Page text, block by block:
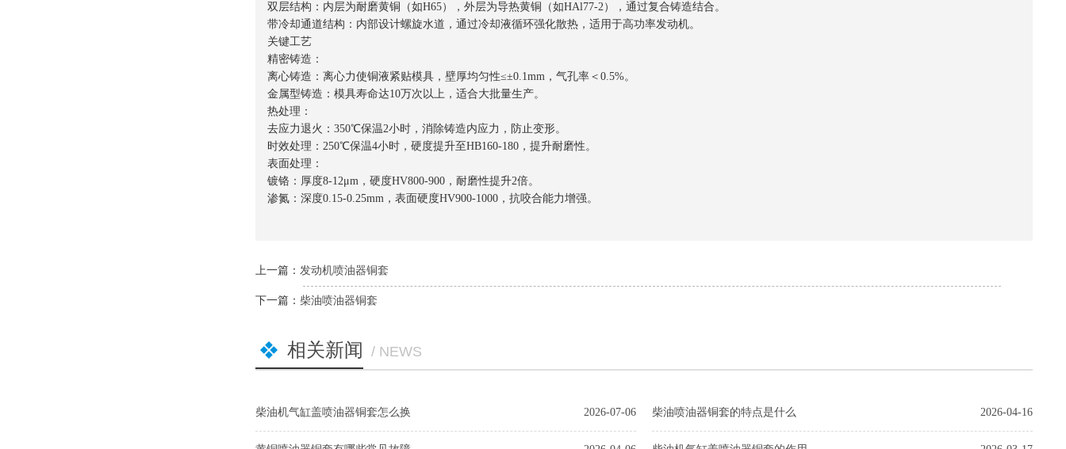
双层结构：内层为耐磨黄铜（如H65），外层为导热黄铜（如HAl77-2），通过复合铸造结合。
带冷却通道结构：内部设计螺旋水道，通过冷却液循环强化散热，适用于高功率发动机。
关键工艺
精密铸造：
离心铸造：离心力使铜液紧贴模具，壁厚均匀性≤±0.1mm，气孔率＜0.5%。
金属型铸造：模具寿命达10万次以上，适合大批量生产。
热处理：
去应力退火：350℃保温2小时，消除铸造内应力，防止变形。
时效处理：250℃保温4小时，硬度提升至HB160-180，提升耐磨性。
表面处理：
镀铬：厚度8-12μm，硬度HV800-900，耐磨性提升2倍。
渗氮：深度0.15-0.25mm，表面硬度HV900-1000，抗咬合能力增强。
上一篇： 发动机喷油器铜套
下一篇： 柴油喷油器铜套
相关新闻 / NEWS
2026-07-06
柴油机气缸盖喷油器铜套怎么换 2026-04-16
柴油喷油器铜套的特点是什么